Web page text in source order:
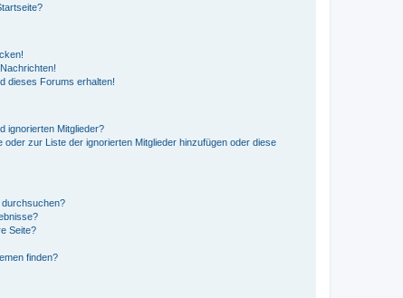
dieses Forums erhalten!
ignorierten Mitglieder?
zur Liste der ignorierten Mitglieder hinzufügen oder diese
Seite?
finden?